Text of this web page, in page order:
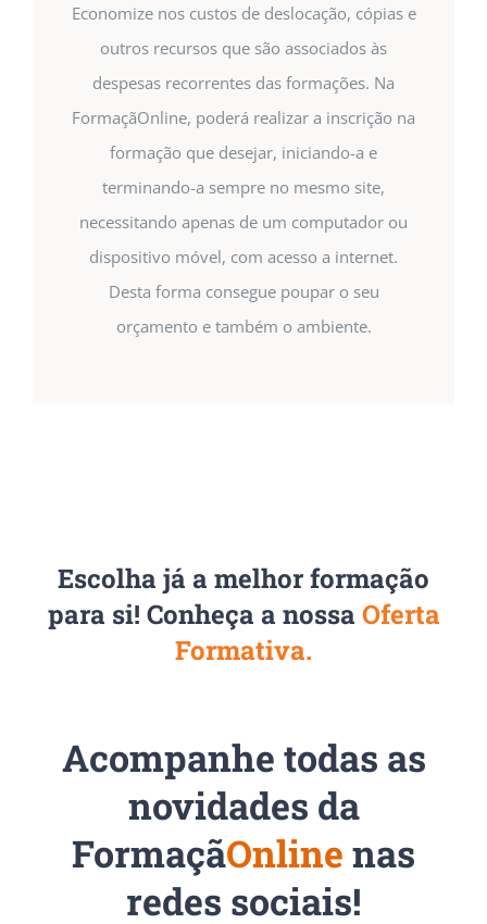
Economize nos custos de deslocação, cópias e
outros recursos que são associados às
despesas recorrentes das formações. Na
FormaçãOnline, poderá realizar a inscrição na
formação que desejar, iniciando-a e
terminando-a sempre no mesmo site,
necessitando apenas de um computador ou
dispositivo móvel, com acesso a internet.
Desta forma consegue poupar o seu
orçamento e também o ambiente.
Escolha já a melhor formação
para si! Conheça a nossa Oferta
Formativa.
Acompanhe todas as
novidades da
FormaçãOnline nas
redes sociais!